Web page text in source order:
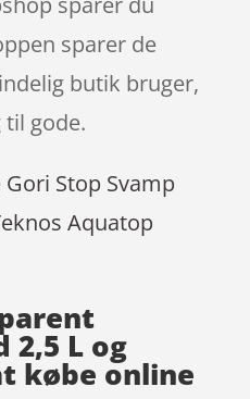
sparer de
butik bruger,
gode.
Gori Stop Svamp
Aquatop
2,5 L og
købe online